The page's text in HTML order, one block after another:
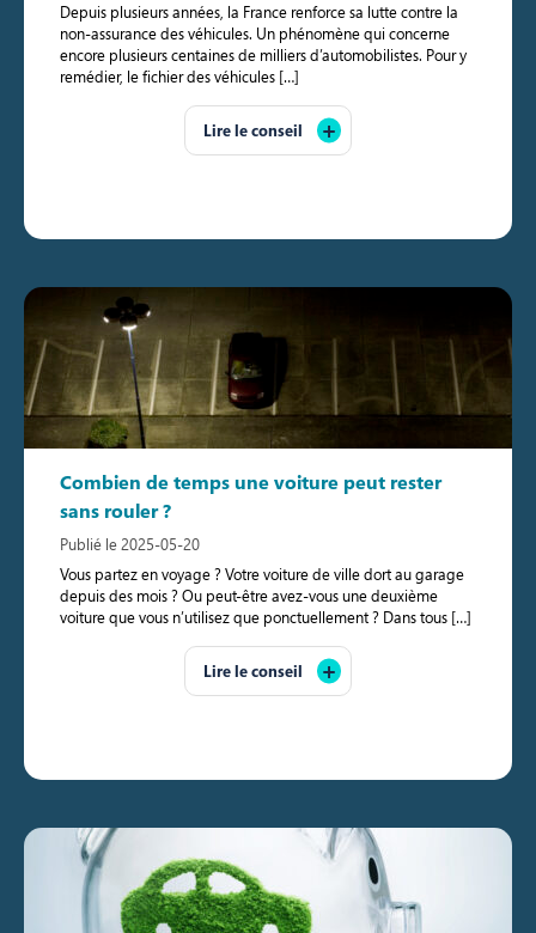
Depuis plusieurs années, la France renforce sa lutte contre la
non-assurance des véhicules. Un phénomène qui concerne
encore plusieurs centaines de milliers d’automobilistes. Pour y
remédier, le fichier des véhicules […]
Lire le conseil
Combien de temps une voiture peut rester
sans rouler ?
Publié le 2025-05-20
Vous partez en voyage ? Votre voiture de ville dort au garage
depuis des mois ? Ou peut-être avez-vous une deuxième
voiture que vous n’utilisez que ponctuellement ? Dans tous […]
Lire le conseil